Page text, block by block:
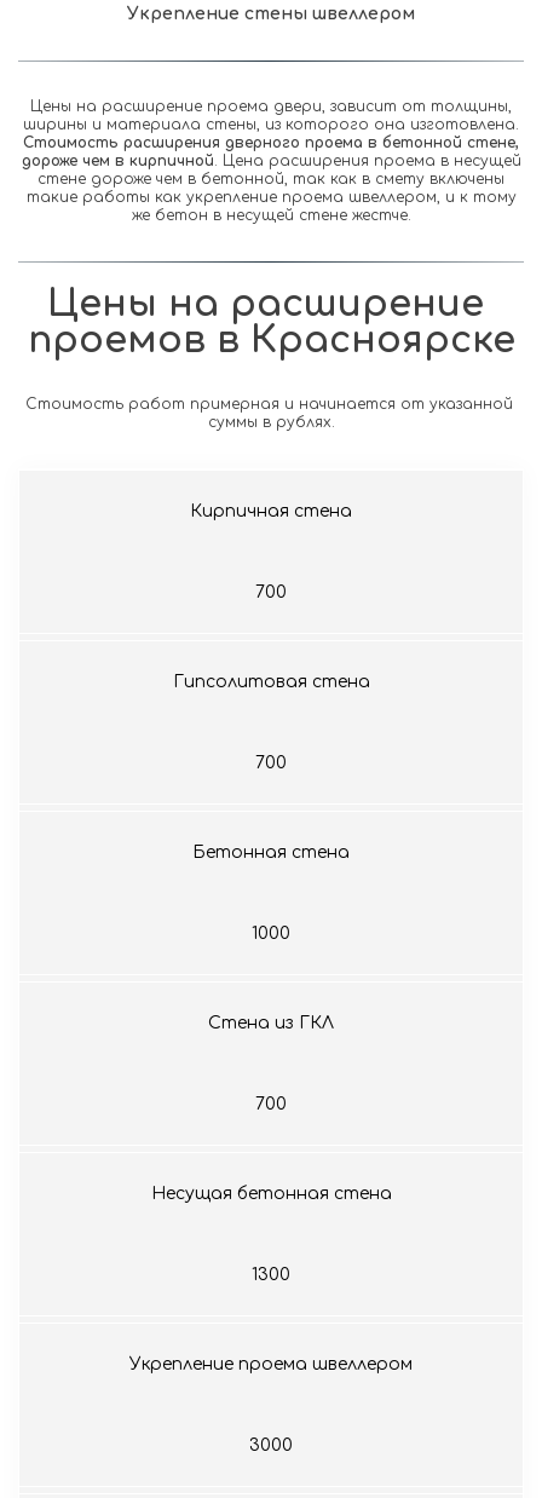
Укрепление стены швеллером
Цены на расширение проема двери, зависит от толщины,
ширины и материала стены, из которого она изготовлена.
Стоимость расширения дверного проема в бетонной стене,
дороже чем в кирпичной . Цена расширения проема в несущей
стене дороже чем в бетонной, так как в смету включены
такие работы как укрепление проема швеллером, и к тому
же бетон в несущей стене жестче.
Цены на расширение
проемов в Красноярске
Стоимость работ примерная и начинается от указанной
суммы в рублях.
Кирпичная стена
700
Гипсолитовая стена
700
Бетонная стена
1000
Стена из ГКЛ
700
Несущая бетонная стена
1300
Укрепление проема швеллером
3000